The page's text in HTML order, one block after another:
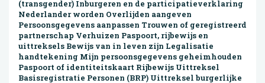
(transgender) Inburgeren en de participatie­verklaring
Nederlander worden Overlijden aangeven
Persoonsgegevens aanpassen Trouwen of geregistreerd
partnerschap Verhuizen Paspoort, rijbewijs en
uittreksels Bewijs van in leven zijn Legalisatie
handtekening Mijn persoons­gegevens geheim­houden
Paspoort of identiteitskaart Rijbewijs Uittreksel
Basisregistratie Personen (BRP) Uittreksel burgerlijke